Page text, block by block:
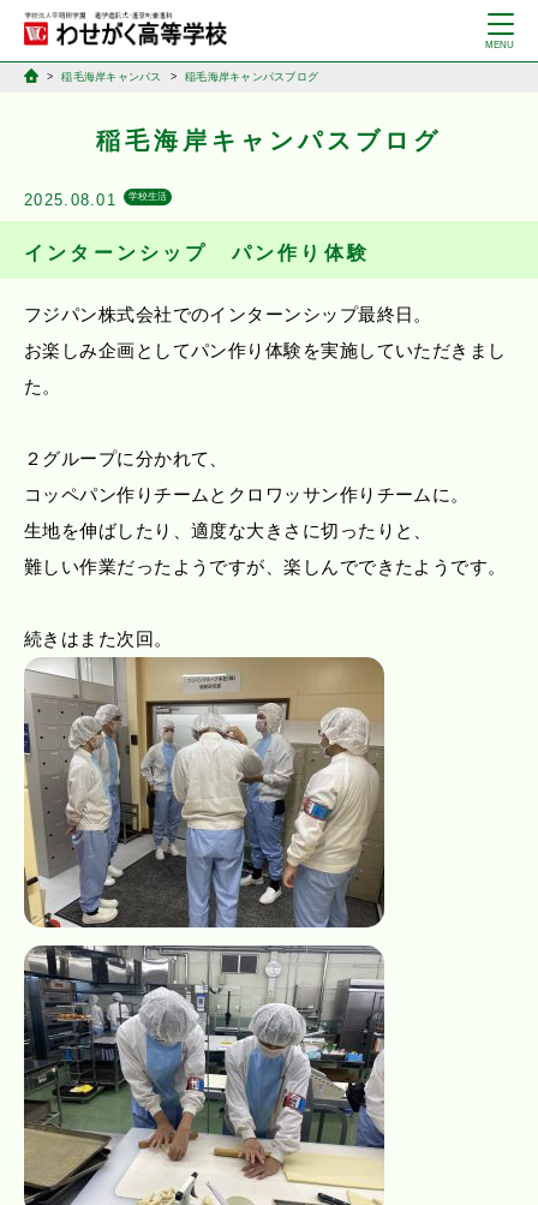
稲毛海岸キャンパス 稲毛海岸キャンパスブログ
稲毛海岸キャンパスブログ
2025.08.01 学校生活
インターンシップ パン作り体験
フジパン株式会社でのインターンシップ最終日。
お楽しみ企画としてパン作り体験を実施していただきまし
た。
２グループに分かれて、
コッペパン作りチームとクロワッサン作りチームに。
生地を伸ばしたり、適度な大きさに切ったりと、
難しい作業だったようですが、楽しんでできたようです。
続きはまた次回。